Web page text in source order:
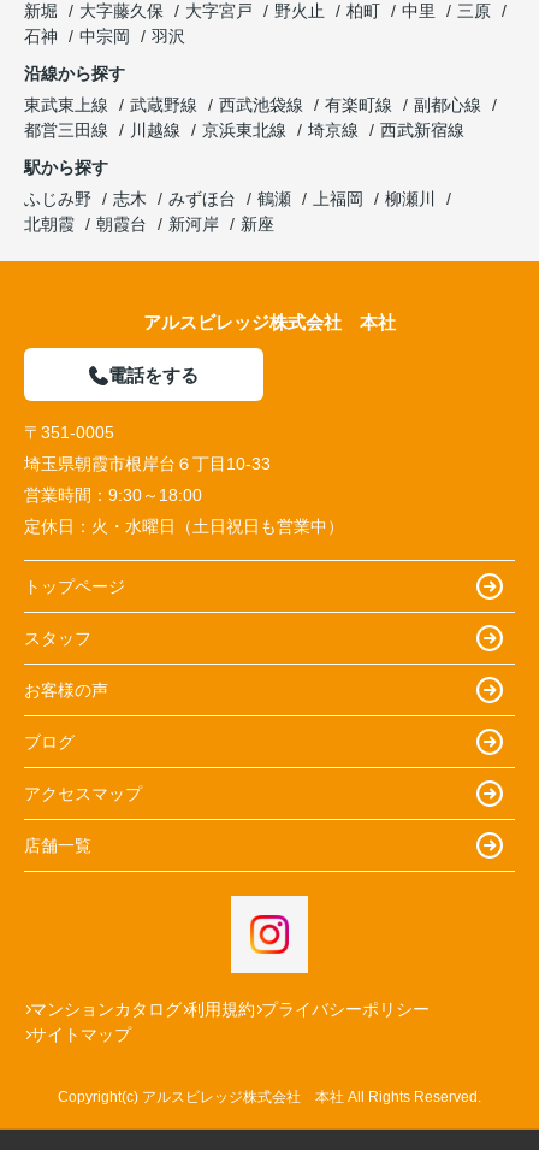
新堀
大字藤久保 大字宮戸 野火止 柏町 中里
三原
石神
中宗岡
羽沢
沿線から探す
東武東上線
武蔵野線 西武池袋線 有楽町線
副都心線
都営三田線
川越線 京浜東北線 埼京線
西武新宿線
駅から探す
ふじみ野
志木 みずほ台 鶴瀬 上福岡
柳瀬川
北朝霞
朝霞台 新河岸 新座
アルスビレッジ株式会社 本社
電話をする
〒351-0005
埼玉県朝霞市根岸台６丁目10-33
営業時間： 9:30～18:00
定休日： 火・水曜日（土日祝日も営業中）
トップページ
スタッフ
お客様の声
ブログ
アクセスマップ
店舗一覧
マンションカタログ 利用規約 プライバシーポリシー
サイトマップ
Copyright(c) アルスビレッジ株式会社 本社 All Rights Reserved.